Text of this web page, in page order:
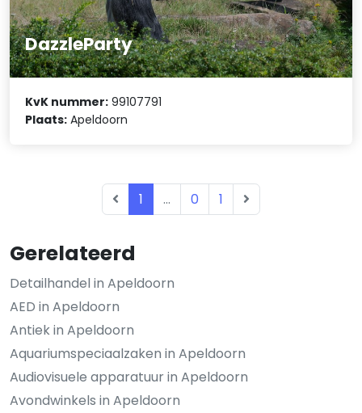
Gerelateerd
Detailhandel in Apeldoorn
AED in Apeldoorn
Antiek in Apeldoorn
Aquariumspeciaalzaken in Apeldoorn
Audiovisuele apparatuur in Apeldoorn
Avondwinkels in Apeldoorn
DazzleParty
KvK nummer: 99107791
Plaats: Apeldoorn
1 ... 0 1